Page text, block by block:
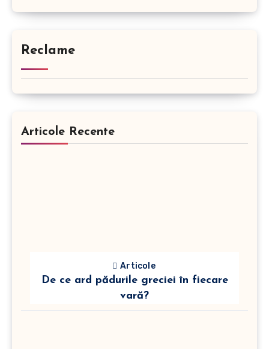
Reclame
Articole Recente
Articole
De ce ard pădurile greciei în fiecare
vară?